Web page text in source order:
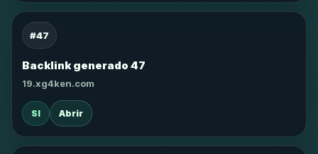
#47
Backlink generado 47
19.xg4ken.com
SI Abrir